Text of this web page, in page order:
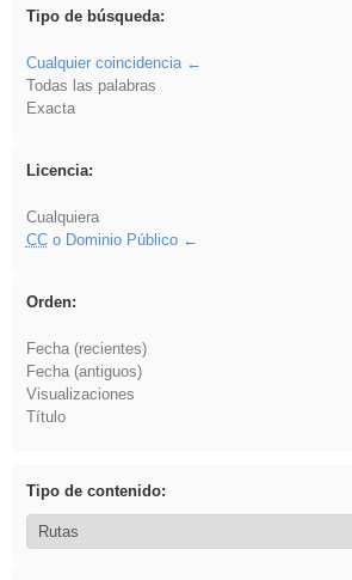
Tipo de búsqueda:
Cualquier coincidencia
Todas las palabras
Exacta
Licencia:
Cualquiera
CCo Dominio Público
Orden:
Fecha (recientes)
Fecha (antiguos)
Visualizaciones
Título
Tipo de contenido: